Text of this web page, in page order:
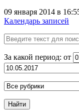
09 января 2014 в
Календарь записей
За какой период: от
Найти